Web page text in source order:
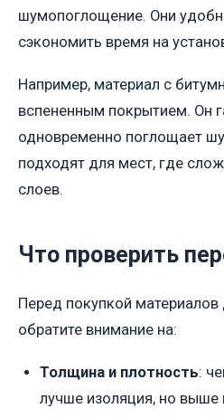
шумопоглощение. Они
сэкономить время на
Например, материал с
вспененным покрытием. Он
одновременно поглощает
подходят для мест, где
слоев.
Что проверить
Перед покупкой
обратите внимание на:
Толщина и плотность:
лучше изоляция, но выше